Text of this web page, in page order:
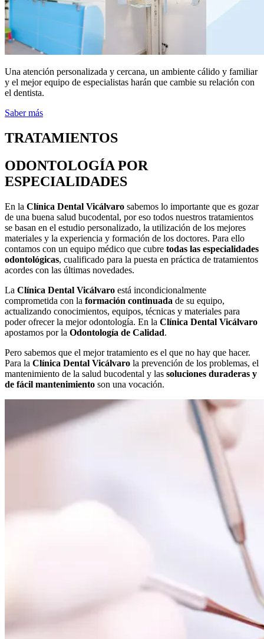
Una atención personalizada y cercana, un ambiente cálido y familiar
y el mejor equipo de especialistas harán que cambie su relación con
el dentista.
Saber más
TRATAMIENTOS
ODONTOLOGÍA POR
ESPECIALIDADES
En la Clínica Dental Vicálvaro sabemos lo importante que es gozar
de una buena salud bucodental, por eso todos nuestros tratamientos
se basan en el estudio personalizado, la utilización de los mejores
materiales y la experiencia y formación de los doctores. Para ello
contamos con un equipo médico que cubre todas las especialidades
odontológicas, cualificado para la puesta en práctica de tratamientos
acordes con las últimas novedades.
La Clínica Dental Vicálvaro está incondicionalmente
comprometida con la formación continuada de su equipo,
actualizando conocimientos, equipos, técnicas y materiales para
poder ofrecer la mejor odontología. En la Clínica Dental Vicálvaro
apostamos por la Odontología de Calidad.
Pero sabemos que el mejor tratamiento es el que no hay que hacer.
Para la Clínica Dental Vicálvaro la prevención de los problemas, el
mantenimiento de la salud bucodental y las soluciones duraderas y
de fácil mantenimiento son una vocación.